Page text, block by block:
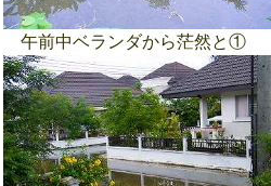
午前中ベランダから茫然と①